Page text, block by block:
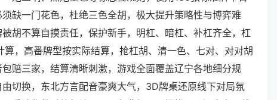
缺一门花色，杜绝三色全胡，极大提升策略性与博弈难
胡不算自摸责任，保护新手，明杠、暗杠、补杠齐全，杠
，高番牌型按实际结算，抢杠胡、清一色、七对、对对胡
赔三家，结算清晰刺激，游戏全面覆盖辽宁各地细分规
切换，东北方言配音豪爽大气，3D牌桌还原线下对局氛